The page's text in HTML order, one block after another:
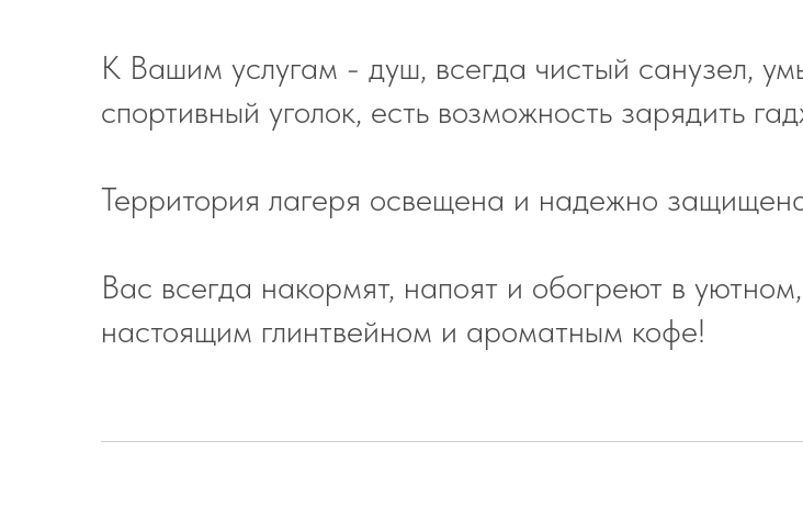
К Вашим услугам - душ, всегда чистый санузел,
спортивный уголок, есть возможность зарядить
Территория лагеря освещена и надежно
Вас всегда накормят, напоят и обогреют в
настоящим глинтвейном и ароматным кофе!